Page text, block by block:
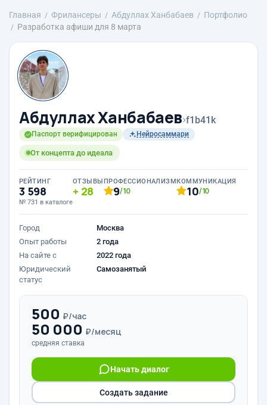
Главная Фрилансеры Абдуллах Ханбабаев
Портфолио
Разработка афиши для 8 марта
Абдуллах Ханбабаев›f1b41k
Паспорт верифицирован Нейросаммари
От концепта до идеала
РЕЙТИНГ
3 598
№ 731 в каталоге
ОТЗЫВЫ
28
ПРОФЕССИОНАЛИЗМ
9/10
КОММУНИКАЦИЯ
10/10
Город
Москва
Опыт работы
2 года
На сайте с
2022 года
Юридический
статус
Самозанятый
500 ₽/час
50 000 ₽/месяц
средняя ставка
Начать диалог
Создать задание